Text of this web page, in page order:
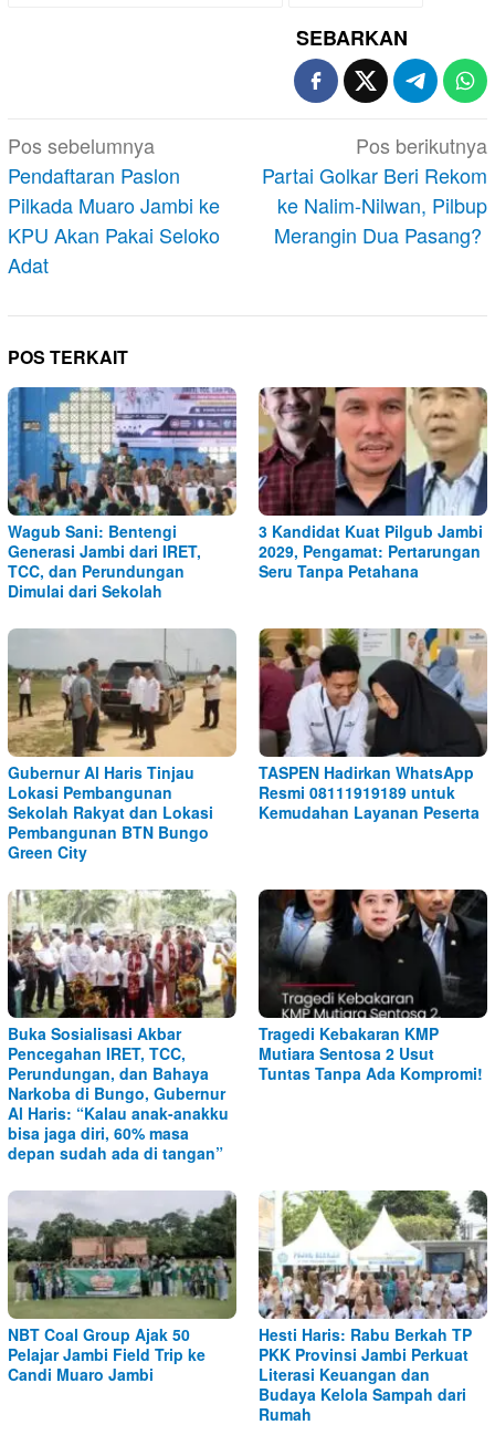
SEBARKAN
Navigasi
pos
Pos sebelumnya
Pendaftaran Paslon
Pilkada Muaro Jambi ke
KPU Akan Pakai Seloko
Adat
Pos berikutnya
Partai Golkar Beri Rekom
ke Nalim-Nilwan, Pilbup
Merangin Dua Pasang?
POS TERKAIT
Wagub Sani: Bentengi
Generasi Jambi dari IRET,
TCC, dan Perundungan
Dimulai dari Sekolah
3 Kandidat Kuat Pilgub Jambi
2029, Pengamat: Pertarungan
Seru Tanpa Petahana
Gubernur Al Haris Tinjau
Lokasi Pembangunan
Sekolah Rakyat dan Lokasi
Pembangunan BTN Bungo
Green City
TASPEN Hadirkan WhatsApp
Resmi 08111919189 untuk
Kemudahan Layanan Peserta
Buka Sosialisasi Akbar
Pencegahan IRET, TCC,
Perundungan, dan Bahaya
Narkoba di Bungo, Gubernur
Al Haris: “Kalau anak-anakku
bisa jaga diri, 60% masa
depan sudah ada di tangan”
Tragedi Kebakaran KMP
Mutiara Sentosa 2 Usut
Tuntas Tanpa Ada Kompromi!
NBT Coal Group Ajak 50
Pelajar Jambi Field Trip ke
Candi Muaro Jambi
Hesti Haris: Rabu Berkah TP
PKK Provinsi Jambi Perkuat
Literasi Keuangan dan
Budaya Kelola Sampah dari
Rumah